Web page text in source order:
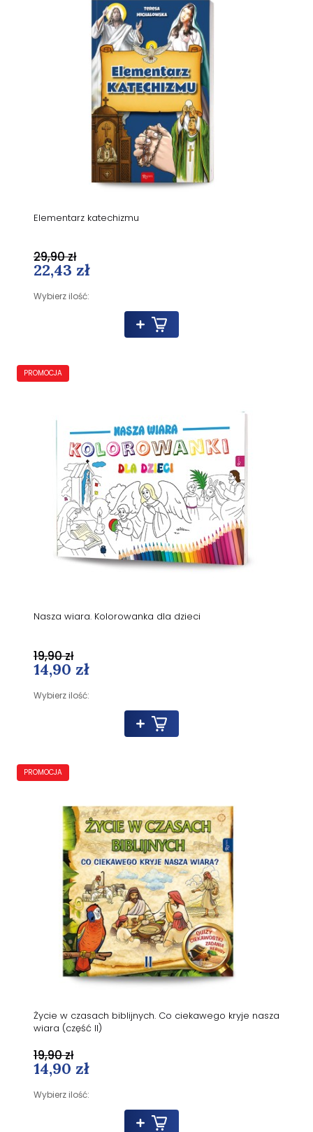
Elementarz katechizmu
22,43 zł
Wybierz ilość:
29,90 zł
Nasza wiara. Kolorowanka dla dzieci
14,90 zł
Wybierz ilość:
19,90 zł
PROMOCJA
Życie w czasach biblijnych. Co ciekawego kryje nasza
wiara (część II)
14,90 zł
Wybierz ilość:
19,90 zł
PROMOCJA